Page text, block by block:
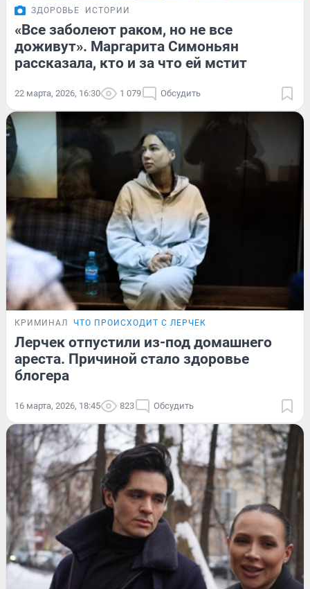
ЗДОРОВЬЕ ИСТОРИИ
«Все заболеют раком, но не все
доживут». Маргарита Симоньян
рассказала, кто и за что ей мстит
22 марта, 2026, 16:30 1 079 Обсудить
КРИМИНАЛ ЧТО ПРОИСХОДИТ С ЛЕРЧЕК
Лерчек отпустили из-под домашнего
ареста. Причиной стало здоровье
блогера
16 марта, 2026, 18:45 823 Обсудить